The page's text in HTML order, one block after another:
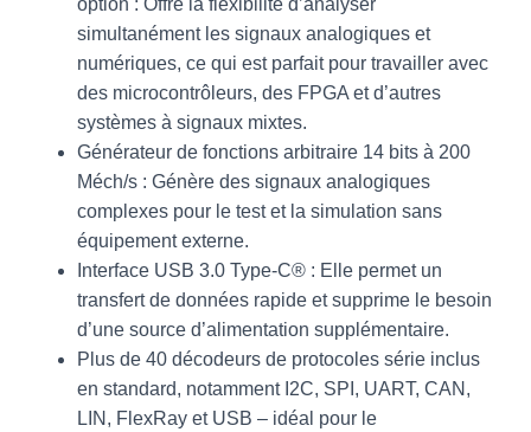
option : Offre la flexibilité d’analyser
simultanément les signaux analogiques et
numériques, ce qui est parfait pour travailler avec
des microcontrôleurs, des FPGA et d’autres
systèmes à signaux mixtes.
Générateur de fonctions arbitraire 14 bits à 200
Méch/s : Génère des signaux analogiques
complexes pour le test et la simulation sans
équipement externe.
Interface USB 3.0 Type-C® : Elle permet un
transfert de données rapide et supprime le besoin
d’une source d’alimentation supplémentaire.
Plus de 40 décodeurs de protocoles série inclus
en standard, notamment I2C, SPI, UART, CAN,
LIN, FlexRay et USB – idéal pour le